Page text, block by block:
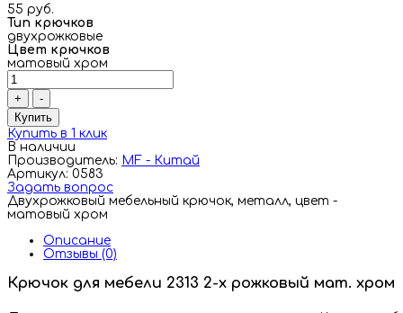
55 руб.
Тип крючков
двухрожковые
Цвет крючков
матовый хром
+
-
Купить
Купить в 1 клик
В наличии
Производитель: MF - Китай
Артикул: 0583
Задать вопрос
Двухрожковый мебельный крючок, металл, цвет -
матовый хром
Описание
Отзывы (0)
Крючок для мебели 2313 2-х рожковый мат. хром